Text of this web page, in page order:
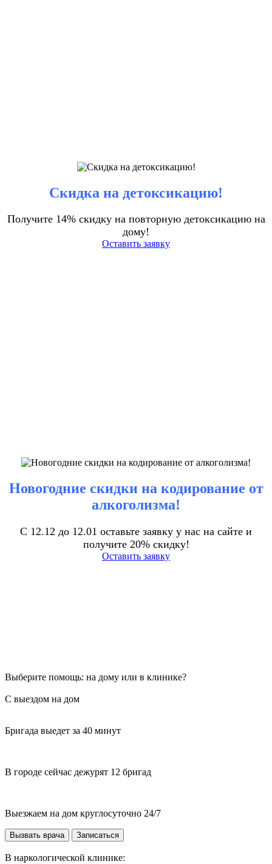
Скидка на детоксикацию!
Получите 14% скидку на повторную детоксикацию на
дому!
Оставить заявку
Новогодние скидки на кодирование от
алкоголизма!
С 12.12 до 12.01 оставьте заявку у нас на сайте и
получите 20% скидку!
Оставить заявку
Выберите помощь: на дому или в клинике?
С выездом на дом
Бригада выедет за 40 минут
В городе сейчас дежурят 12 бригад
Выезжаем на дом круглосуточно 24/7
Вызвать врача Записаться
В наркологической клинике: